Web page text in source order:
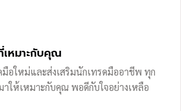
เหมาะกับคุณ
อใหม่และส่งเสริมนักเทรดมืออาชีพ ทุก
ให้เหมาะกับคุณ พอดีกับใจอย่างเหลือ